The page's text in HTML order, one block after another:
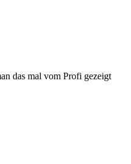
das mal vom Profi gezeigt